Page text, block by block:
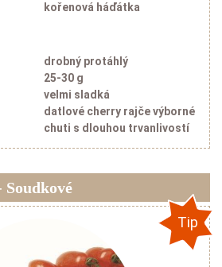
kořenová háďátka
drobný protáhlý
25-30 g
velmi sladká
datlové cherry rajče výborné
chuti s dlouhou trvanlivostí
Tip